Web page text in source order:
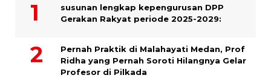
susunan lengkap kepengurusan DPP
Gerakan Rakyat periode 2025-2029:
Pernah Praktik di Malahayati Medan, Prof
Ridha yang Pernah Soroti Hilangnya Gelar
Profesor di Pilkada